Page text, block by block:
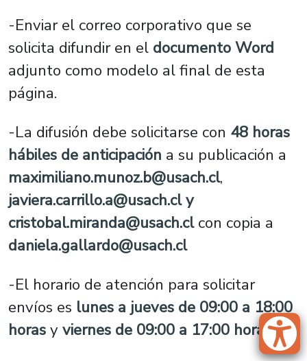
-Enviar el correo corporativo que se
solicita difundir en el documento Word
adjunto como modelo al final de esta
página.
-La difusión debe solicitarse con 48 horas
hábiles de anticipación a su publicación a
maximiliano.munoz.b@usach.cl,
javiera.carrillo.a@usach.cly
cristobal.miranda@usach.clcon copia a
daniela.gallardo@usach.cl
-El horario de atención para solicitar
envíos es lunes a jueves de 09:00 a 18:00
horasyviernes de 09:00 a 17:00 horas.